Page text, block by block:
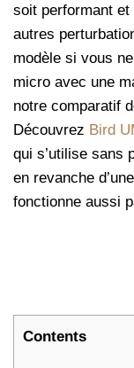
soit performant
autres
modèle si vous
micro avec une
notre comparatif
Découvrez Bird
qui s’utilise sans
en revanche
fonctionne aussi
Contents